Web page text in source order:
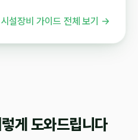
시설장비 가이드 전체 보기 →
게 도와드립니다